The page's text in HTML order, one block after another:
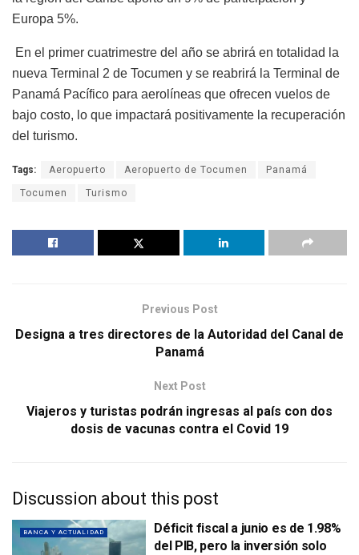
Europa 5%.
En el primer cuatrimestre del año se abrirá en totalidad la
nueva Terminal 2 de Tocumen y se reabrirá la Terminal de
Panamá Pacífico para aerolíneas que ofrecen vuelos de
bajo costo, lo que impactará positivamente la recuperación
del turismo.
Tags: Aeropuerto Aeropuerto de Tocumen Panamá
Tocumen Turismo
Previous Post
Designa a tres directores de la Autoridad del Canal de
Panamá
Next Post
Viajeros y turistas podrán ingresas al país con dos
dosis de vacunas contra el Covid 19
Discussion about this post
BANCA Y ACTUALIDAD
Déficit fiscal a junio es de 1.98%
del PIB, pero la inversión solo